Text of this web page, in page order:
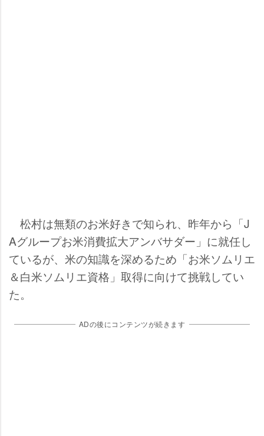
松村は無類のお米好きで知られ、昨年から「J
Aグループお米消費拡大アンバサダー」に就任し
ているが、米の知識を深めるため「お米ソムリエ
＆白米ソムリエ資格」取得に向けて挑戦してい
た。
ADの後にコンテンツが続きます